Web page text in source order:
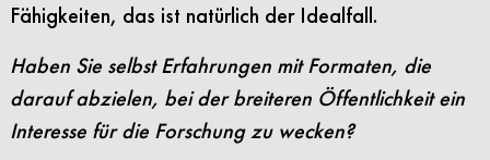
Fähigkeiten, das ist natürlich der Idealfall.
Haben Sie selbst Erfahrungen mit Formaten, die
darauf abzielen, bei der breiteren Öffentlichkeit ein
Interesse für die Forschung zu wecken?